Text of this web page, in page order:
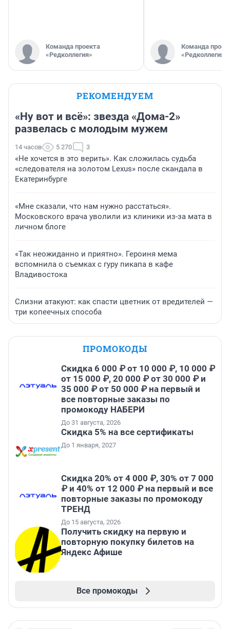
Команда проекта
«Редколлегия»
Команда
«Редколлегия»
РЕКОМЕНДУЕМ
«Ну вот и всё»: звезда «Дома-2»
развелась с молодым мужем
14 часов 5 270 3
«Не хочется в это верить». Как сложилась судьба
«следователя на золотом Lexus» после скандала в
Екатеринбурге
«Мне сказали, что нам нужно расстаться».
Московского врача уволили из клиники из-за мата в
личном блоге
«Так неожиданно и приятно». Героиня мема
вспомнила о съемках с гуру пикапа в кафе
Владивостока
Слизни атакуют: как спасти цветник от вредителей —
три копеечных способа
ПРОМОКОДЫ
Скидка 6 000 ₽ от 10 000 ₽, 10 000 ₽
от 15 000 ₽, 20 000 ₽ от 30 000 ₽ и
35 000 ₽ от 50 000 ₽ на первый и
все повторные заказы по
промокоду НАБЕРИ
До 31 августа, 2026
Скидка 5% на все сертификаты
До 1 января, 2027
Скидка 20% от 4 000 ₽, 30% от 7 000
₽ и 40% от 12 000 ₽ на первый и все
повторные заказы по промокоду
ТРЕНД
До 15 августа, 2026
Получить скидку на первую и
повторную покупку билетов на
Яндекс Афише
Все промокоды